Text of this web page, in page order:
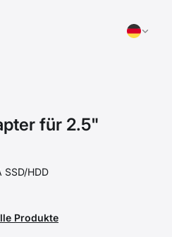
für 2.5"
HDD
Produkte